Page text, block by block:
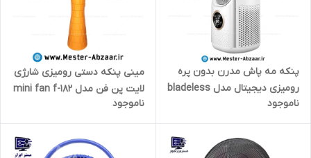
پنکه مه پاش مدرن بدون پره
رومیزی دیجیتال مدل bladeless
fan
ناموجود
مینی پنکه دستی رومیزی شارژی
لایت پن فن مدل mini fan f-182
9765
ناموجود